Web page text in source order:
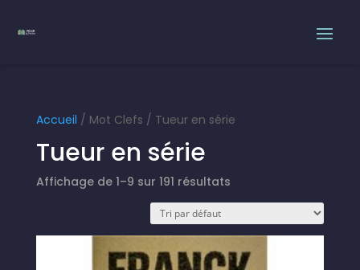
Accueil / Mot Clefs / Tueur en série
Tueur en série
Affichage de 1–9 sur 191 résultats